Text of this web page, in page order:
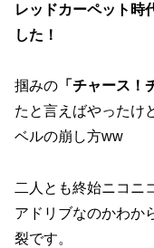
レッドカーペット時
した！
掴みの 「チャース！
たと言えばやったけ
ベルの崩し方ww
二人とも終始ニコニ
アドリブなのかわか
裂です。